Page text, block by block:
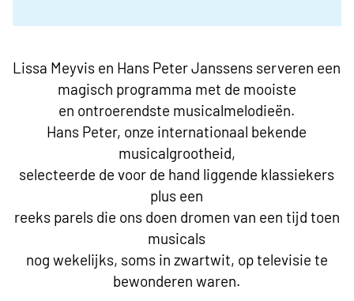
Lissa Meyvis en Hans Peter Janssens serveren een
magisch programma met de mooiste
en ontroerendste musicalmelodieën.
Hans Peter, onze internationaal bekende
musicalgrootheid,
selecteerde de voor de hand liggende klassiekers
plus een
reeks parels die ons doen dromen van een tijd toen
musicals
nog wekelijks, soms in zwartwit, op televisie te
bewonderen waren.